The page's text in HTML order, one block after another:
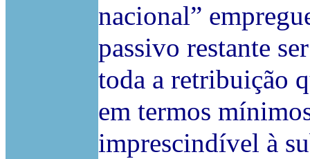
nacional”
passivo restante
toda a retribuição
em termos
imprescindível à